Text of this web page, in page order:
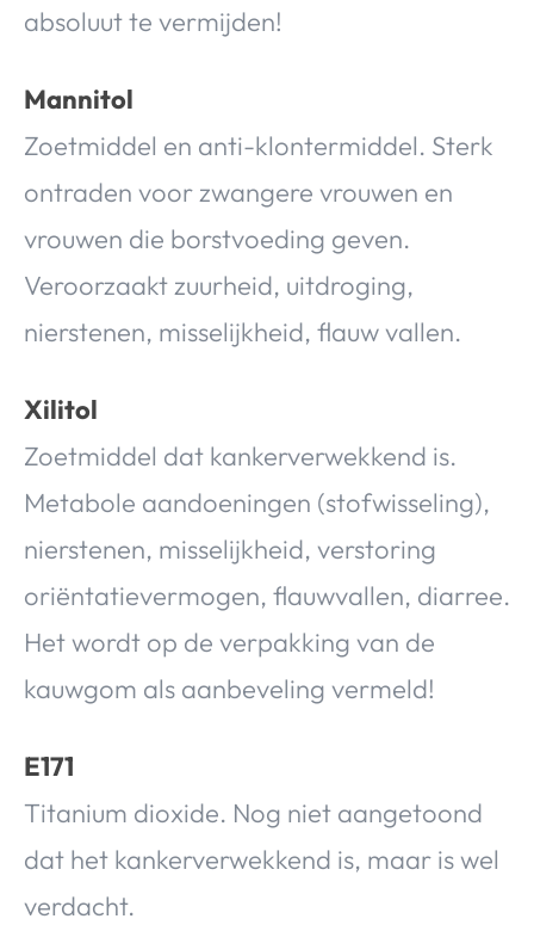
absoluut te vermijden!
Mannitol
Zoetmiddel en anti-klontermiddel. Sterk
ontraden voor zwangere vrouwen en
vrouwen die borstvoeding geven.
Veroorzaakt zuurheid, uitdroging,
nierstenen, misselijkheid, flauw vallen.
Xilitol
Zoetmiddel dat kankerverwekkend is.
Metabole aandoeningen (stofwisseling),
nierstenen, misselijkheid, verstoring
oriëntatievermogen, flauwvallen, diarree.
Het wordt op de verpakking van de
kauwgom als aanbeveling vermeld!
E171
Titanium dioxide. Nog niet aangetoond
dat het kankerverwekkend is, maar is wel
verdacht.